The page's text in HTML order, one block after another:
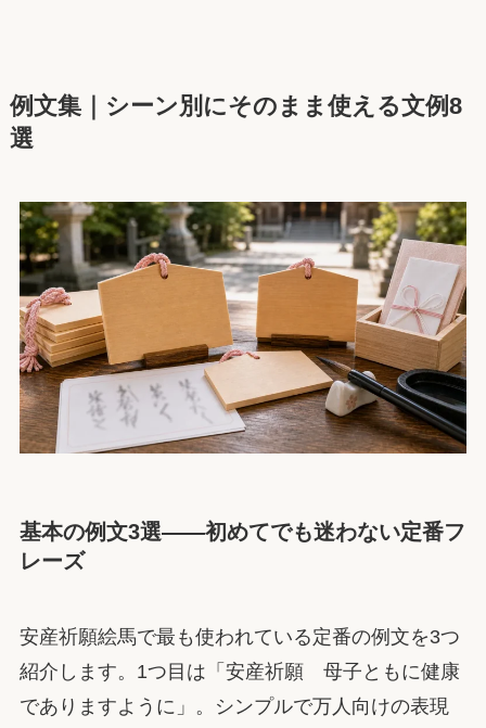
例文集｜シーン別にそのまま使える文例8
選
基本の例文3選——初めてでも迷わない定番フ
レーズ
安産祈願絵馬で最も使われている定番の例文を3つ
紹介します。1つ目は「安産祈願 母子ともに健康
でありますように」。シンプルで万人向けの表現